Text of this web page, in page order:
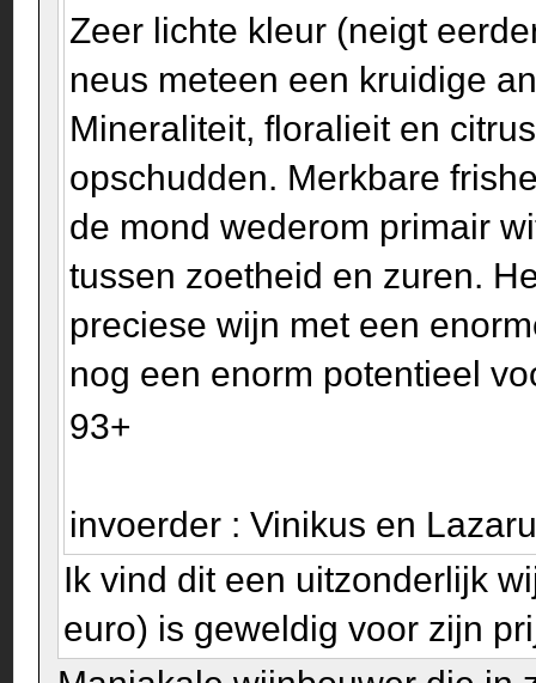
Zeer lichte kleur (neigt
neus meteen een kruidige
Mineraliteit, floralieit en
opschudden. Merkbare
de mond wederom primair
tussen zoetheid en zuren.
preciese wijn met een
nog een enorm potentieel
93+
invoerder : Vinikus en
Ik vind dit een uitzonderlijk
euro) is geweldig voor zijn